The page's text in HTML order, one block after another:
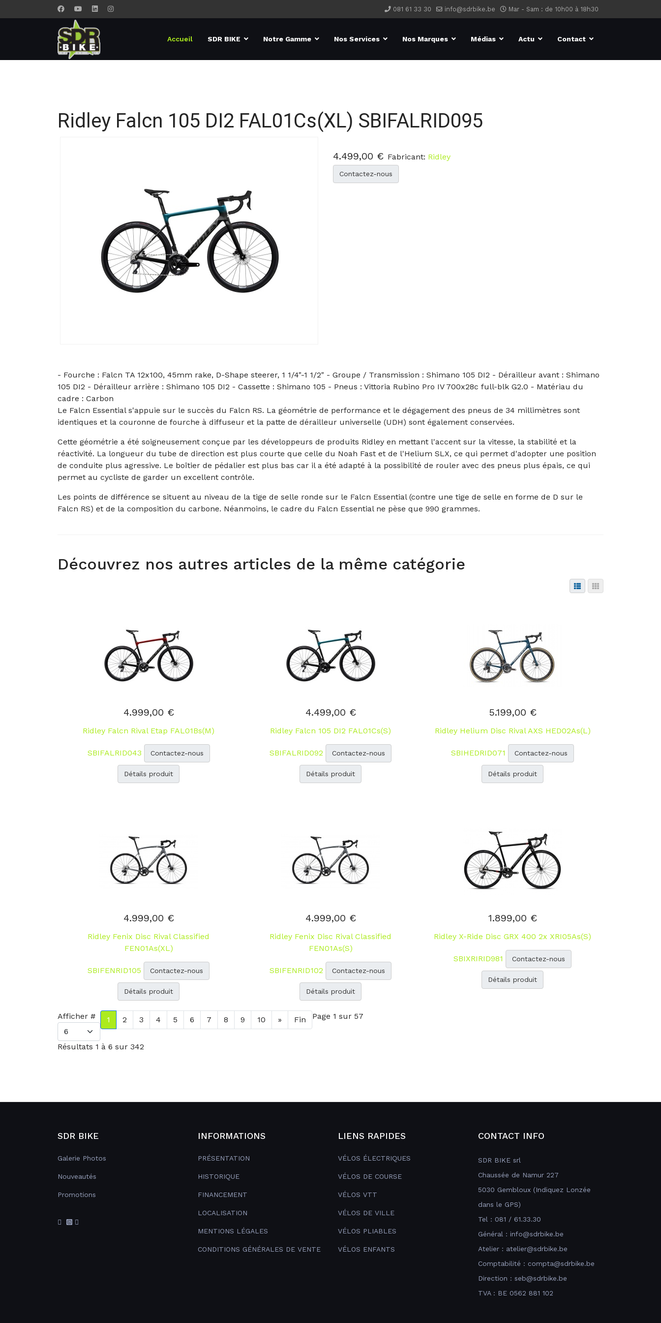
081 61 33 30 info@sdrbike.be Mar - Sam : de 10h00 à 18h30
Accueil SDR BIKE Notre Gamme Nos Services Nos Marques Médias Actu Contact
Ridley Falcn 105 DI2 FAL01Cs(XL) SBIFALRID095
4.499,00 € Fabricant: Ridley
Contactez-nous
- Fourche : Falcn TA 12x100, 45mm rake, D-Shape steerer, 1 1/4"-1 1/2" - Groupe / Transmission : Shimano 105 DI2 - Dérailleur avant : Shimano
105 DI2 - Dérailleur arrière : Shimano 105 DI2 - Cassette : Shimano 105 - Pneus : Vittoria Rubino Pro IV 700x28c full-blk G2.0 - Matériau du
cadre : Carbon
Le Falcn Essential s'appuie sur le succès du Falcn RS. La géométrie de performance et le dégagement des pneus de 34 millimètres sont
identiques et la couronne de fourche à diffuseur et la patte de dérailleur universelle (UDH) sont également conservées.
Cette géométrie a été soigneusement conçue par les développeurs de produits Ridley en mettant l'accent sur la vitesse, la stabilité et la
réactivité. La longueur du tube de direction est plus courte que celle du Noah Fast et de l'Helium SLX, ce qui permet d'adopter une position
de conduite plus agressive. Le boîtier de pédalier est plus bas car il a été adapté à la possibilité de rouler avec des pneus plus épais, ce qui
permet au cycliste de garder un excellent contrôle.
Les points de différence se situent au niveau de la tige de selle ronde sur le Falcn Essential (contre une tige de selle en forme de D sur le
Falcn RS) et de la composition du carbone. Néanmoins, le cadre du Falcn Essential ne pèse que 990 grammes.
Découvrez nos autres articles de la même catégorie
4.999,00 €
Ridley Falcn Rival Etap FAL01Bs(M)
SBIFALRID043 Contactez-nous
Détails produit
4.499,00 €
Ridley Falcn 105 DI2 FAL01Cs(S)
SBIFALRID092 Contactez-nous
Détails produit
5.199,00 €
Ridley Helium Disc Rival AXS HED02As(L)
SBIHEDRID071 Contactez-nous
Détails produit
4.999,00 €
Ridley Fenix Disc Rival Classified
FEN01As(XL)
SBIFENRID105 Contactez-nous
Détails produit
4.999,00 €
Ridley Fenix Disc Rival Classified
FEN01As(S)
SBIFENRID102 Contactez-nous
Détails produit
1.899,00 €
Ridley X-Ride Disc GRX 400 2x XRI05As(S)
SBIXRIRID981 Contactez-nous
Détails produit
Afficher # 1 2 3 4 5 6 7 8 9 10 » Fin Page 1 sur 57
Résultats 1 à 6 sur 342
SDR BIKE
Galerie Photos
Nouveautés
Promotions
INFORMATIONS
PRÉSENTATION
HISTORIQUE
FINANCEMENT
LOCALISATION
MENTIONS LÉGALES
CONDITIONS GÉNÉRALES DE VENTE
LIENS RAPIDES
VÉLOS ÉLECTRIQUES
VÉLOS DE COURSE
VÉLOS VTT
VÉLOS DE VILLE
VÉLOS PLIABLES
VÉLOS ENFANTS
CONTACT INFO
SDR BIKE srl
Chaussée de Namur 227
5030 Gembloux (Indiquez Lonzée
dans le GPS)
Tel : 081 / 61.33.30
Général : info@sdrbike.be
Atelier : atelier@sdrbike.be
Comptabilité : compta@sdrbike.be
Direction : seb@sdrbike.be
TVA : BE 0562 881 102